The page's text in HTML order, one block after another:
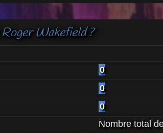
Wakefield ?
0
0
0
Nombre total